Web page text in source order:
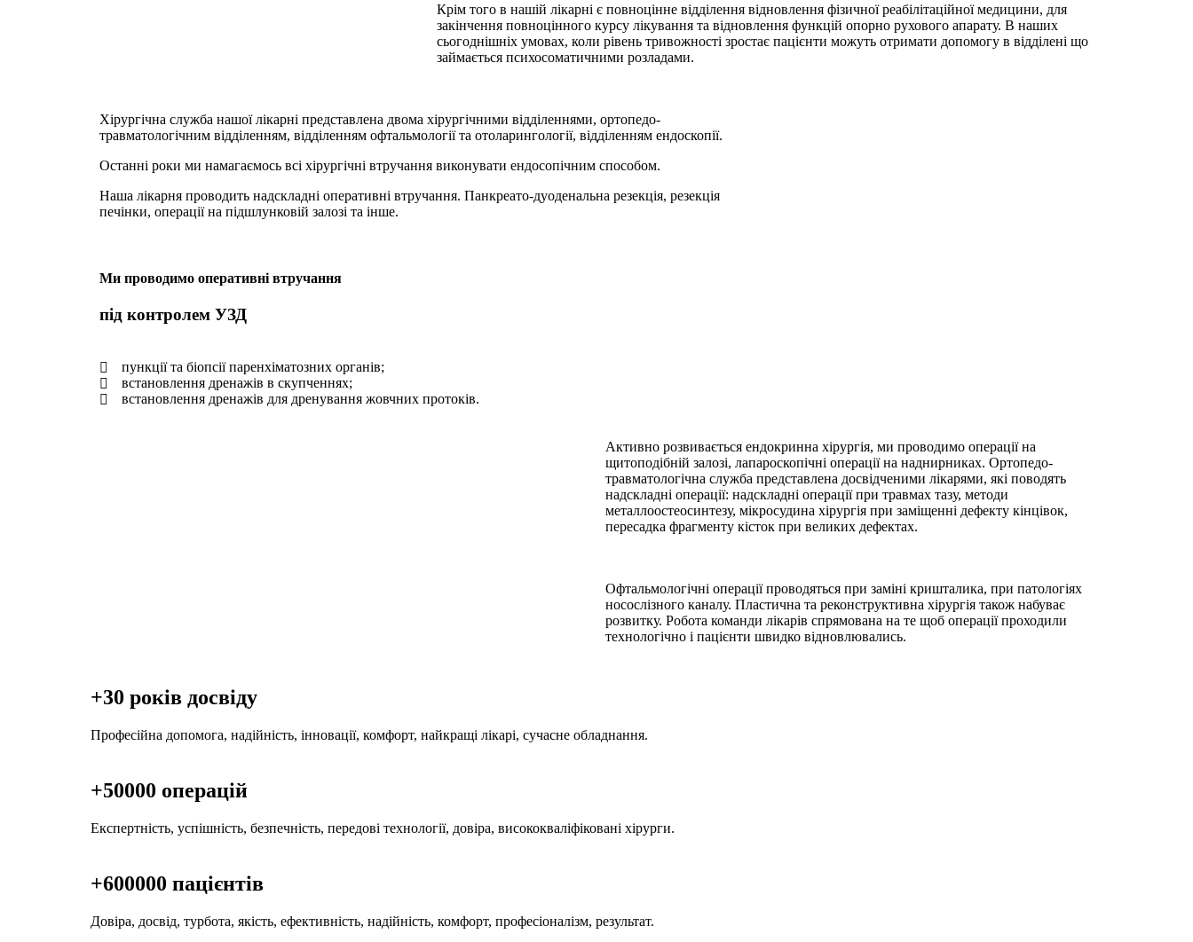
Крім того в нашій лікарні є повноцінне відділення відновлення фізичної реабілітаційної медицини, для
закінчення повноцінного курсу лікування та відновлення функцій опорно рухового апарату. В наших
сьогоднішніх умовах, коли рівень тривожності зростає пацієнти можуть отримати допомогу в відділені що
займається психосоматичними розладами.
Хірургічна служба нашої лікарні представлена двома хірургічними відділеннями, ортопедо-
травматологічним відділенням, відділенням офтальмології та отоларингології, відділенням ендоскопії.
Останні роки ми намагаємось всі хірургічні втручання виконувати ендосопічним способом.
Наша лікарня проводить надскладні оперативні втручання. Панкреато-дуоденальна резекція, резекція
печінки, операції на підшлунковій залозі та інше.
Ми проводимо оперативні втручання
під контролем УЗД
пункції та біопсії паренхіматозних органів;
встановлення дренажів в скупченнях;
встановлення дренажів для дренування жовчних протоків.
Активно розвивається ендокринна хірургія, ми проводимо операції на
щитоподібній залозі, лапароскопічні операції на наднирниках. Ортопедо-
травматологічна служба представлена досвідченими лікарями, які поводять
надскладні операції: надскладні операції при травмах тазу, методи
металлоостеосинтезу, мікросудина хірургія при заміщенні дефекту кінцівок,
пересадка фрагменту кісток при великих дефектах.
Офтальмологічні операції проводяться при заміні кришталика, при патологіях
носослізного каналу. Пластична та реконструктивна хірургія також набуває
розвитку. Робота команди лікарів спрямована на те щоб операції проходили
технологічно і пацієнти швидко відновлювались.
+30 років досвіду
Професійна допомога, надійність, інновації, комфорт, найкращі лікарі, сучасне обладнання.
+50000 операцій
Експертність, успішність, безпечність, передові технології, довіра, висококваліфіковані хірурги.
+600000 пацієнтів
Довіра, досвід, турбота, якість, ефективність, надійність, комфорт, професіоналізм, результат.